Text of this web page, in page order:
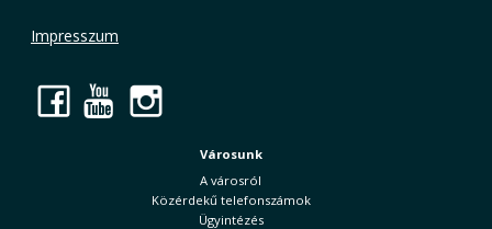
Impresszum
Facebook
YouTube
Városunk
A városról
Közérdekű telefonszámok
Ügyintézés